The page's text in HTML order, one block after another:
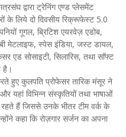
द्वारा ट्रेनिंग एण्ड प्लेसमेंट
के लिये दो दिवसीय रिक्रूफेस्ट 5.0
गूगल, ब्रिटिश एयरवेज़ एडोब,
मेटलाइफ, स्पेस इंडिया, जस्ट डायल,
सोसाइटी, सिलारिस, तथा साॅफ्ट
है।
हुए कुलपति प्रोफेसर तारिक मंसूर ने
यहां विभिन्न संस्कृतियों तथा भाषाओं
हैं जिससे उनके भीतर टीम वर्क के
कहा कि रोज़गार सर्जन का अपना